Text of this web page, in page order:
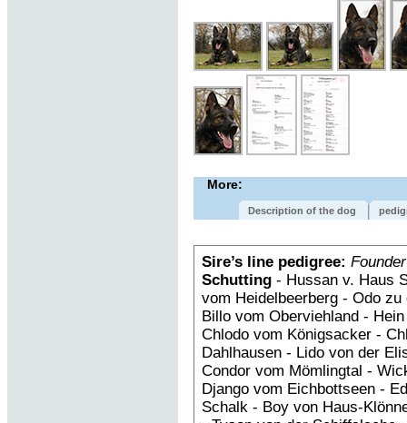
More:
Description of the dog
Sire’s line pedigree: Founder
Schutting - Hussan v. Haus
vom Heidelbeerberg - Odo zu
Billo vom Oberviehland -
Chlodo vom Königsacker -
Dahlhausen - Lido von der
Condor vom Mömlingtal -
Django vom Eichbottseen -
Schalk - Boy von Haus-